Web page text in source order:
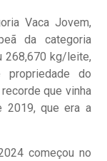
Vaca Jovem,
da categoria
268,670 kg/leite,
do
que vinha
2019, que era a
começou no